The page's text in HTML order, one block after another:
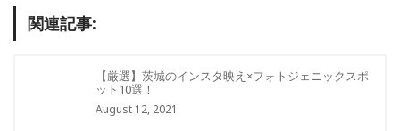
関連記事:
【厳選】茨城のインスタ映え×フォトジェニックスポ
ット10選！
August 12, 2021